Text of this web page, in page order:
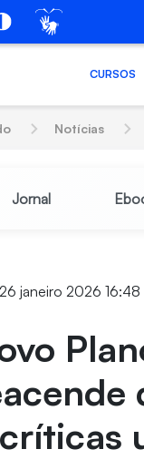
CURSOS
Notícias
Jornal
janeiro 2026 16:48